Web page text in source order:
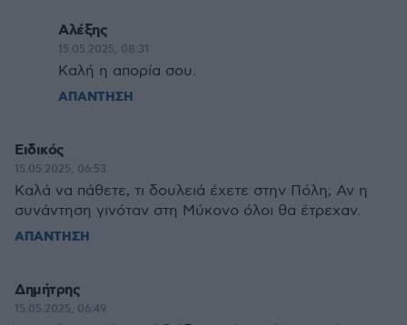
Αλέξης
15.05.2025, 08:31
Καλή η απορία σου.
ΑΠΑΝΤΗΣΗ
Ειδικός
15.05.2025, 06:53
Καλά να πάθετε, τι δουλειά έχετε στην Πόλη; Αν η
συνάντηση γινόταν στη Μύκονο όλοι θα έτρεχαν.
ΑΠΑΝΤΗΣΗ
Δημήτρης
15.05.2025, 06:49